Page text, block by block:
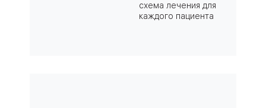
схема лечения для
каждого пациента